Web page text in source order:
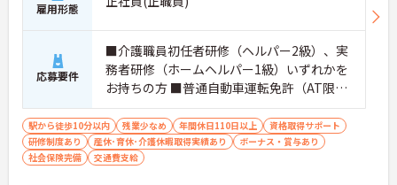
ます
・サービス提供責任者や管理者へのキャリアアップ
【IT化と手厚いフォロー体制により、業務のストレ
スを軽減できます】
・記録票の提出やシフト確認をすべてスマートフォ
ンで行えるため、手書きの書類作成や事業所への移
動の手間が省けケア業務に集中できます
・定期的な面談を通じて上司がフォローする体制が
雇用形態
応募要件
■介護職員初任者研修（ヘルパー2級）、実
務者研修（ホームヘルパー1級）いずれかを
お持ちの方 ■普通自動車運転免許（AT限定
可）※業務で運転します
駅から徒歩10分以内 残業少なめ 年間休日110日以上
資格取得サポート
研修制度あり
産休･育休･介護休暇取得実績あり
ボーナス・賞与あり
社会保険完備
交通費支給